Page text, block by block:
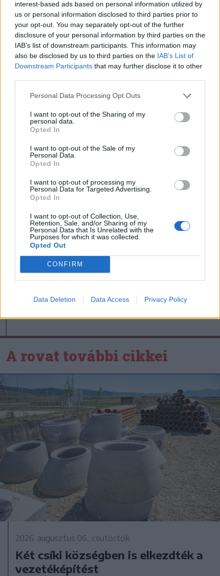
interest-based ads based on personal information utilized by
us or personal information disclosed to third parties prior to
your opt-out. You may separately opt-out of the further
disclosure of your personal information by third parties on the
IAB’s list of downstream participants. This information may
also be disclosed by us to third parties on the IAB’s List of
Downstream Participants that may further disclose it to other
Personal Data Processing Opt Outs
I want to opt-out of the Sharing of my
personal data.
Opted In
I want to opt-out of the Sale of my
Personal Data.
Opted In
I want to opt-out of processing my
Personal Data for Targeted Advertising.
Opted In
I want to opt-out of Collection, Use,
Retention, Sale, and/or Sharing of my
Personal Data that Is Unrelated with the
Purposes for which it was collected.
Opted Out
CONFIRM
Data Deletion Data Access Privacy Policy
Székely Sport
Kezdési időpontot kapott a
székely derbi
Krónika
Miért félnek a kettős
állampolgároktól?
Corbu bombagólja döntött,
előnyből várja a visszavágót a
Nőileg
menjünk!
A rovat további cikkei
2026. augusztus 06., csütörtök
Két csíki községben is elkezdték a
vezetéképítést